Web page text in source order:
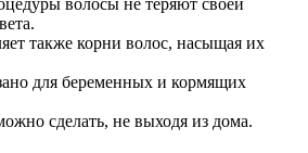
волосы не теряют своей
также корни волос, насыщая их
для беременных и кормящих
сделать, не выходя из дома.